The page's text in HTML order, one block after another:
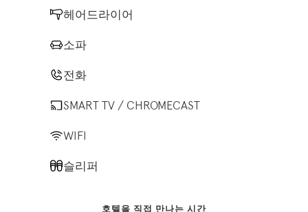
헤어드라이어
소파
전화
SMART TV / CHROMECAST
WIFI
슬리퍼
호텔을 직접 만나는 시간